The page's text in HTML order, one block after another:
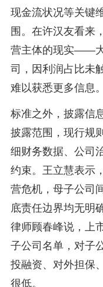
现金流状况等关键
围。在许汉友看来
营主体的现实——
司，因利润占比未
难以获悉更多信息。
标准之外，披露信
披露范围，现行规
细财务数据、公司
约束。王立慧表示
营危机，母子公司
底责任边界均无明
律师顾春峰说，上
子公司名单，对子
投融资、对外担保
很低。